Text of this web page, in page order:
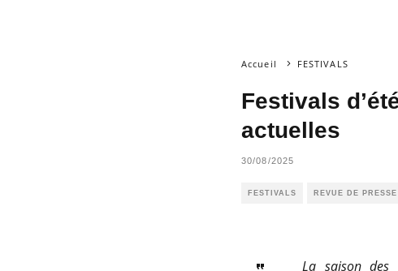
Accueil FESTIVALS
Festivals
actuelles
30/08/2025
FESTIVALS REVUE DE PRESSE
La saison des